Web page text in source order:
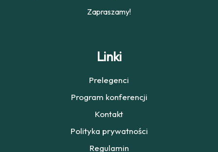
Zapraszamy!
Linki
Prelegenci
Program konferencji
Kontakt
Polityka prywatności
Regulamin